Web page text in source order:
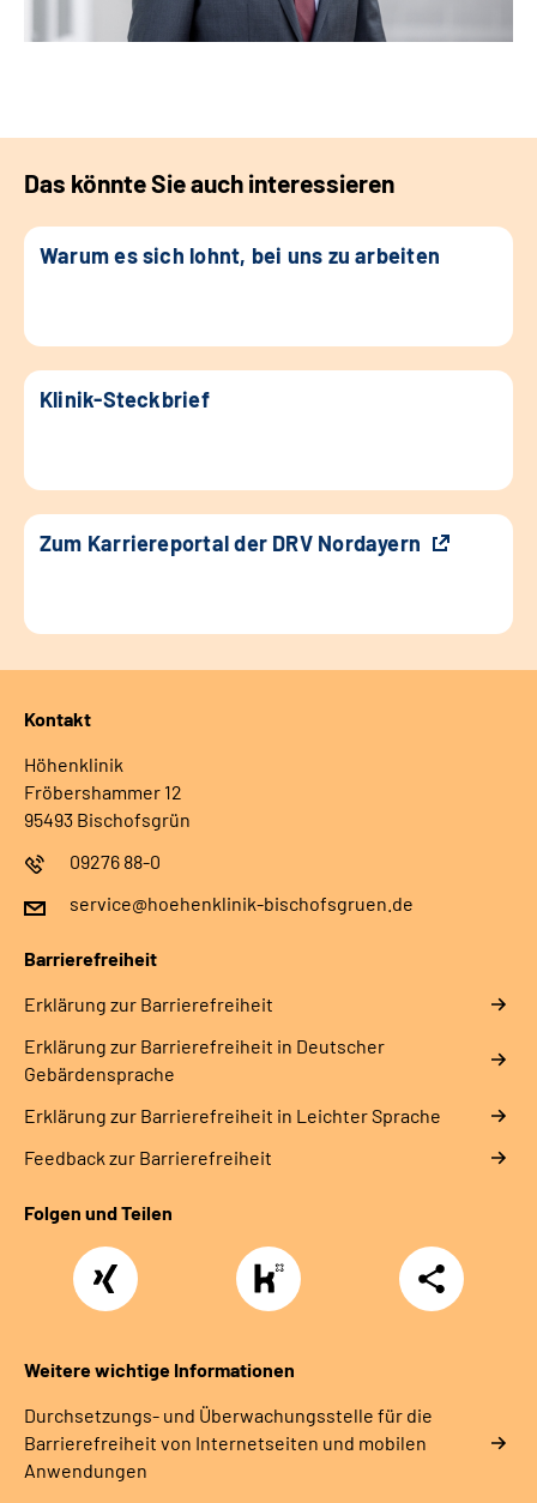
Das könnte Sie auch interessieren
Warum es sich lohnt, bei uns zu arbeiten
Klinik-Steckbrief
Zum Karriereportal der DRV Nordayern
Kontakt
Höhenklinik
Fröbershammer 12
95493 Bischofsgrün
09276 88-0
service@hoehenklinik-bischofsgruen.de
Barrierefreiheit
Erklärung zur Barrierefreiheit
Erklärung zur Barrierefreiheit in Deutscher
Gebärdensprache
Erklärung zur Barrierefreiheit in Leichter Sprache
Feedback zur Barrierefreiheit
Folgen und Teilen
Xing
https://www.kununu.com/de/deutsche-
rentenversicherung-
nordbayern6
Teilen
Weitere wichtige Informationen
Durchsetzungs- und Überwachungsstelle für die
Barrierefreiheit von Internetseiten und mobilen
Anwendungen